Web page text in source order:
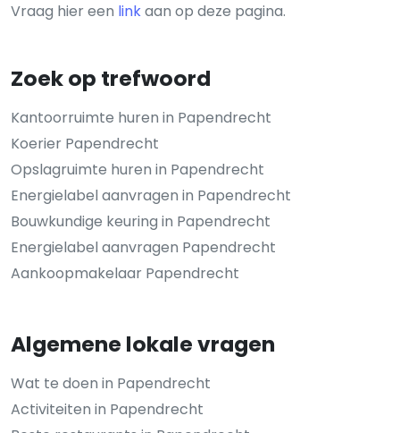
Vraag hier een linkaan op deze pagina.
Zoek op trefwoord
Kantoorruimte huren in Papendrecht
Koerier Papendrecht
Opslagruimte huren in Papendrecht
Energielabel aanvragen in Papendrecht
Bouwkundige keuring in Papendrecht
Energielabel aanvragen Papendrecht
Aankoopmakelaar Papendrecht
Algemene lokale vragen
Wat te doen in Papendrecht
Activiteiten in Papendrecht